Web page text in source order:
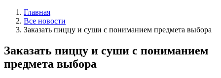
Главная
Все новости
Заказать пиццу и суши с пониманием предмета выбора
Заказать пиццу и суши с пониманием
предмета выбора